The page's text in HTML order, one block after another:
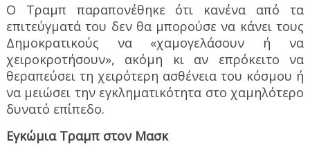
Ο Τραμπ παραπονέθηκε ότι κανένα από τα
επιτεύγματά του δεν θα μπορούσε να κάνει τους
Δημοκρατικούς να «χαμογελάσουν ή να
χειροκροτήσουν», ακόμη κι αν επρόκειτο να
θεραπεύσει τη χειρότερη ασθένεια του κόσμου ή
να μειώσει την εγκληματικότητα στο χαμηλότερο
δυνατό επίπεδο.
Εγκώμια Τραμπ στον Μασκ